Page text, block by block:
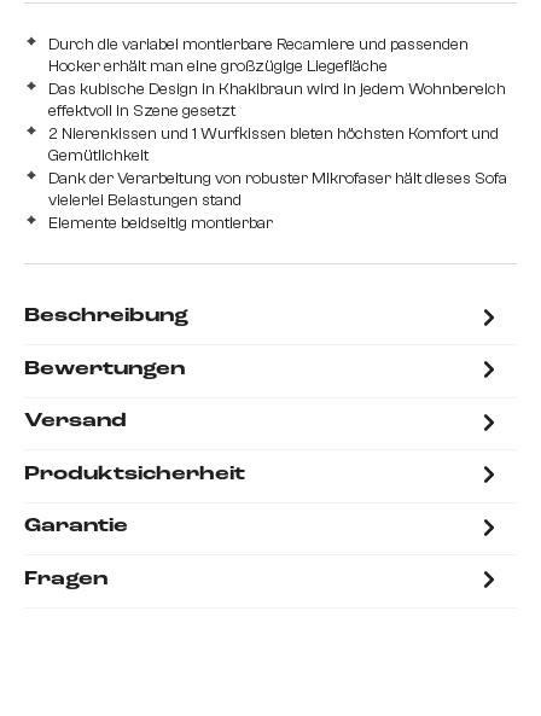
Durch die variabel montierbare Recamiere und passenden
Hocker erhält man eine großzügige Liegefläche
Das kubische Design in Khakibraun wird in jedem Wohnbereich
effektvoll in Szene gesetzt
2 Nierenkissen und 1 Wurfkissen bieten höchsten Komfort und
Gemütlichkeit
Dank der Verarbeitung von robuster Mikrofaser hält dieses Sofa
vielerlei Belastungen stand
Elemente beidseitig montierbar
Beschreibung
Bewertungen
Versand
Produktsicherheit
Garantie
Fragen